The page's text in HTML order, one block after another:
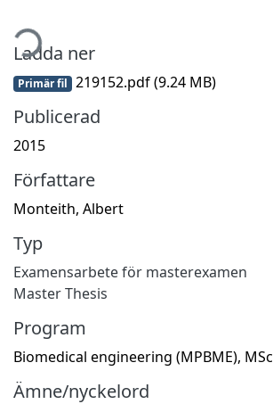
Ladda ner
Primär fil 219152.pdf(9.24 MB)
Publicerad
2015
Författare
Monteith, Albert
Typ
Examensarbete för masterexamen
Master Thesis
Program
Biomedical engineering (MPBME), MSc
Ämne/nyckelord